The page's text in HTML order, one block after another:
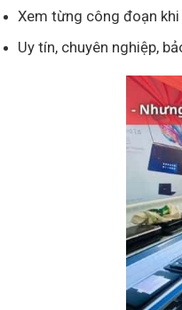
Xem từng công đoạn
Uy tín, chuyên nghiệp,